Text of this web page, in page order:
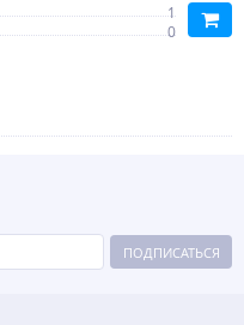
1
0
ПОДПИСАТЬСЯ